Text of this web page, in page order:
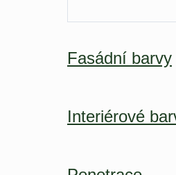
Fasádní barvy
Minerální
Interiérové